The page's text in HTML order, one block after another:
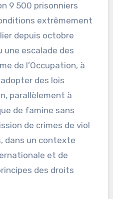
9 500 prisonniers
extrêmement
depuis octobre
une escalade des
de l’Occupation, à
des lois
parallèlement à
de famine sans
de crimes de viol
dans un contexte
et de
des droits